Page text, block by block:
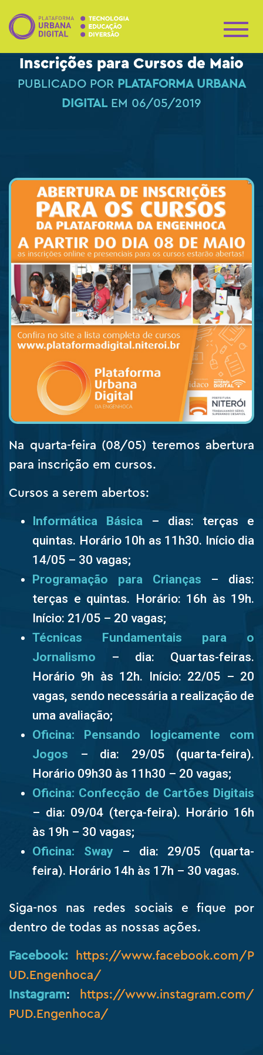
L
T
R
G
Inscrições para Cursos de Maio
PUBLICADO POR PLATAFORMA URBANA
DIGITALEM 06/05/2019
Na quarta-feira (08/05) teremos abertura
para inscrição em cursos.
Cursos a serem abertos:
Informática Básica – dias: terças e
quintas. Horário 10h as 11h30. Início dia
14/05 – 30 vagas;
Programação para Crianças – dias:
terças e quintas. Horário: 16h às 19h.
Início: 21/05 – 20 vagas;
Técnicas Fundamentais para o
Jornalismo – dia: Quartas-feiras.
Horário 9h às 12h. Início: 22/05 – 20
vagas, sendo necessária a realização de
uma avaliação;
Oficina: Pensando logicamente com
Jogos – dia: 29/05 (quarta-feira).
Horário 09h30 às 11h30 – 20 vagas;
Oficina: Confecção de Cartões Digitais
– dia: 09/04 (terça-feira). Horário 16h
às 19h – 30 vagas;
Oficina: Sway – dia: 29/05 (quarta-
feira). Horário 14h às 17h – 30 vagas.
Siga-nos nas redes sociais e fique por
dentro de todas as nossas ações.
Facebook:
https://www.facebook.com/P
UD.Engenhoca/
Instagram:
https://www.instagram.com/
PUD.Engenhoca/